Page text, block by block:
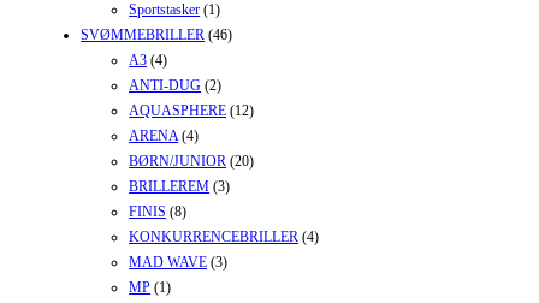
Sportstasker (1)
SVØMMEBRILLER (46)
A3 (4)
ANTI-DUG (2)
AQUASPHERE (12)
ARENA (4)
BØRN/JUNIOR (20)
BRILLEREM (3)
FINIS (8)
KONKURRENCEBRILLER (4)
MAD WAVE (3)
MP (1)